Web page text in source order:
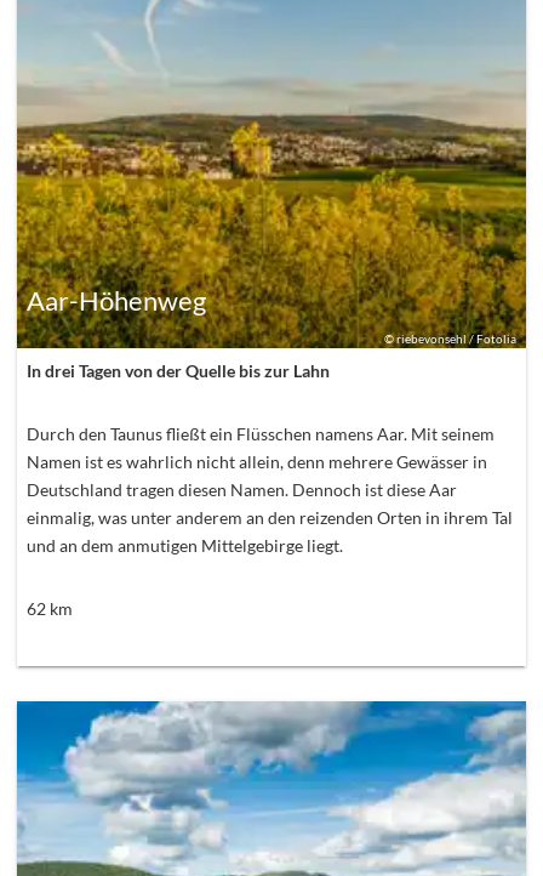
©riebevonsehl / Fotolia
Aar-Höhenweg
In drei Tagen von der Quelle bis zur Lahn
Durch den Taunus fließt ein Flüsschen namens Aar. Mit seinem
Namen ist es wahrlich nicht allein, denn mehrere Gewässer in
Deutschland tragen diesen Namen. Dennoch ist diese Aar
einmalig, was unter anderem an den reizenden Orten in ihrem Tal
und an dem anmutigen Mittelgebirge liegt.
62km